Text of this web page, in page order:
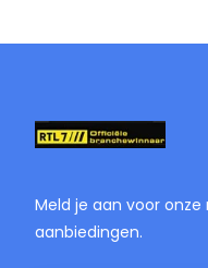
Meld je aan voor
aanbiedingen.